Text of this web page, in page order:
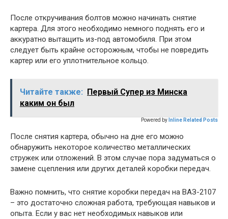
После откручивания болтов можно начинать снятие
картера. Для этого необходимо немного поднять его и
аккуратно вытащить из-под автомобиля. При этом
следует быть крайне осторожным, чтобы не повредить
картер или его уплотнительное кольцо.
Читайте также:
Первый Супер из Минска
каким он был
Powered by Inline Related Posts
После снятия картера, обычно на дне его можно
обнаружить некоторое количество металлических
стружек или отложений. В этом случае пора задуматься о
замене сцепления или других деталей коробки передач.
Важно помнить, что снятие коробки передач на ВАЗ-2107
– это достаточно сложная работа, требующая навыков и
опыта. Если у вас нет необходимых навыков или